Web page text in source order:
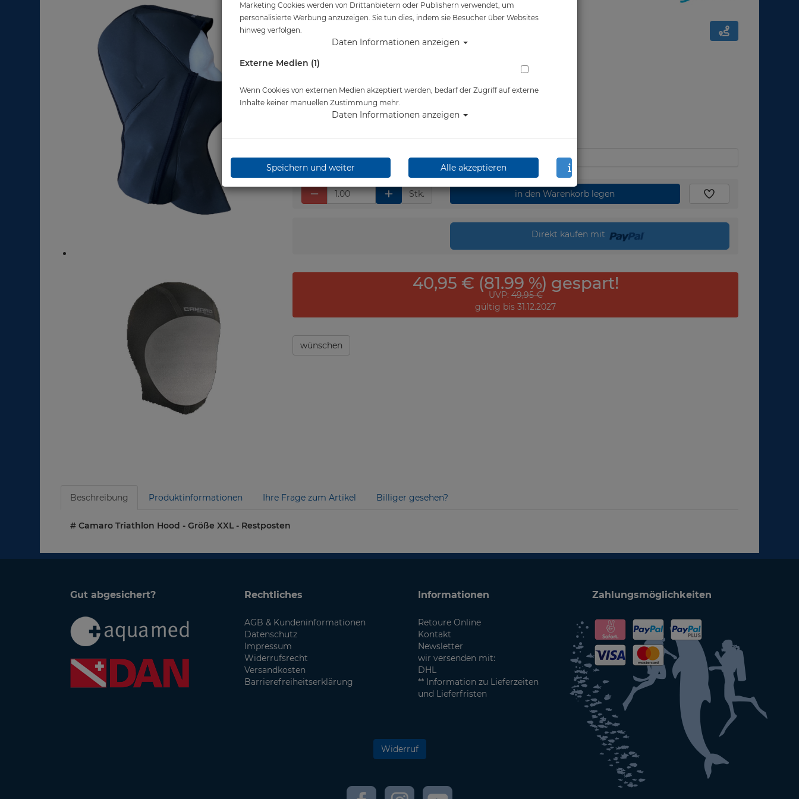
Artikelnr.: cam-trihood
Herstellerpreis: 49,95 €
9,00 €*
Stk. in den Warenkorb legen
Direkt kaufen mit
40,95 € (81.99 %) gespart!
UVP:49,95 €
gültig bis 31.12.2027
wünschen
Beschreibung Produktinformationen Ihre Frage zum Artikel Billiger gesehen?
# Camaro Triathlon Hood - Größe XXL - Restposten
Gut abgesichert? Rechtliches
AGB & Kundeninformationen
Datenschutz
Impressum
Widerrufsrecht
Versandkosten
Barrierefreiheitserklärung
Informationen
Retoure Online
Kontakt
Newsletter
wir versenden mit:
DHL
** Information zu Lieferzeiten
und Lieferfristen
Zahlungsmöglichkeiten
Widerruf
Marketing Cookies werden von Drittanbietern oder Publishern verwendet, um
personalisierte Werbung anzuzeigen. Sie tun dies, indem sie Besucher über Websites
hinweg verfolgen.
Daten Informationen anzeigen
Externe Medien (1)
Wenn Cookies von externen Medien akzeptiert werden, bedarf der Zugriff auf externe
Inhalte keiner manuellen Zustimmung mehr.
Daten Informationen anzeigen
Speichern und weiter Alle akzeptieren